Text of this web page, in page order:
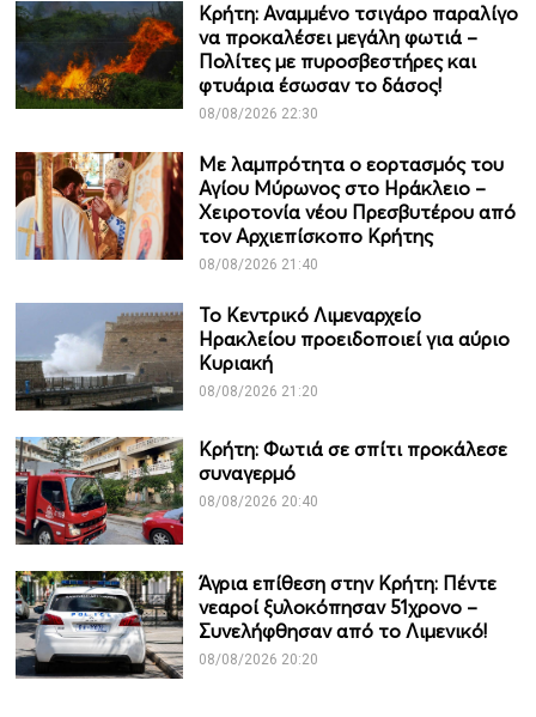
Κρήτη: Αναμμένο τσιγάρο παραλίγο
να προκαλέσει μεγάλη φωτιά –
Πολίτες με πυροσβεστήρες και
φτυάρια έσωσαν το δάσος!
08/08/2026 22:30
Με λαμπρότητα ο εορτασμός του
Αγίου Μύρωνος στο Ηράκλειο –
Χειροτονία νέου Πρεσβυτέρου από
τον Αρχιεπίσκοπο Κρήτης
08/08/2026 21:40
Το Κεντρικό Λιμεναρχείο
Ηρακλείου προειδοποιεί για αύριο
Κυριακή
08/08/2026 21:20
Κρήτη: Φωτιά σε σπίτι προκάλεσε
συναγερμό
08/08/2026 20:40
Άγρια επίθεση στην Κρήτη: Πέντε
νεαροί ξυλοκόπησαν 51χρονο –
Συνελήφθησαν από το Λιμενικό!
08/08/2026 20:20